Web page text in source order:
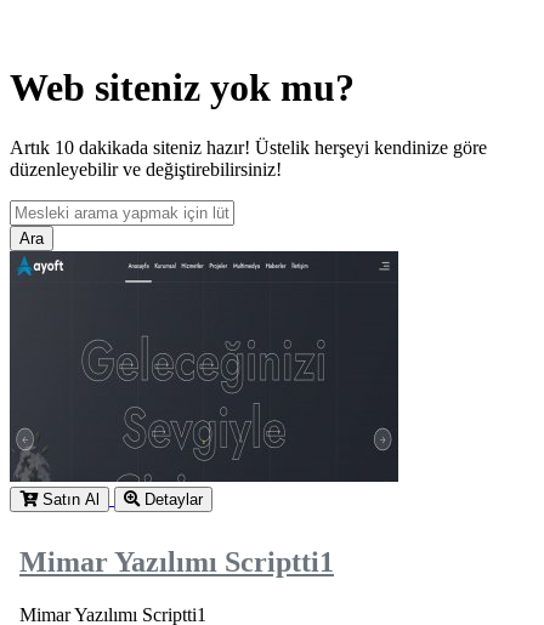
Web siteniz yok mu?
Artık 10 dakikada siteniz hazır! Üstelik herşeyi kendinize göre
düzenleyebilir ve değiştirebilirsiniz!
Ara
Satın Al Detaylar
Mimar Yazılımı Scriptti1
Mimar Yazılımı Scriptti1